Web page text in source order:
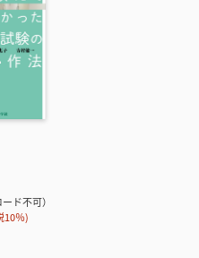
ド不可）
10％)